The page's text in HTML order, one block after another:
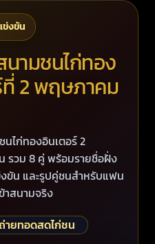
ข่งขัน
นามชนไก่ทอง
ที่ 2 พฤษภาคม
นไก่ทองอินเตอร์ 2
รวม 8 คู่ พร้อมรายชื่อฝั่ง
ขัน และรูปคู่ชนสำหรับแฟน
าสนามจริง
ายทอดสดไก่ชน